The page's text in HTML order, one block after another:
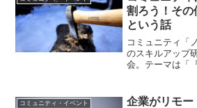
ス、これが広く
ら、よく目にす
れは、生成AIが
ウソのことをハ
す。
割ろう！その
という話
コミュニティ「
のスキルアップ
会。テーマは「
ミュニティ活用
感動すら覚えた
りしていきます
コミュニティ・イベント
企業がリモー